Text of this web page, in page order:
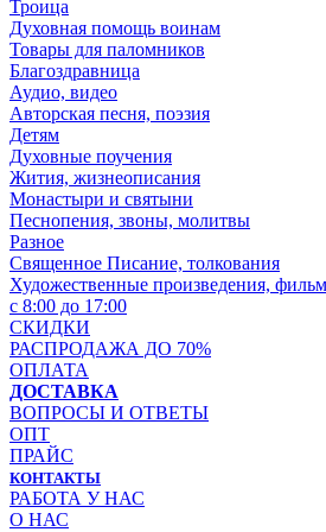
Троица
Духовная помощь воинам
Товары для паломников
Благоздравница
Аудио, видео
Авторская песня, поэзия
Детям
Духовные поучения
Жития, жизнеописания
Монастыри и святыни
Песнопения, звоны, молитвы
Разное
Священное Писание, толкования
Художественные произведения,
с 8:00 до 17:00
СКИДКИ
РАСПРОДАЖА ДО 70%
ОПЛАТА
ДОСТАВКА
ВОПРОСЫ И ОТВЕТЫ
ОПТ
ПРАЙС
КОНТАКТЫ
РАБОТА У НАС
О НАС